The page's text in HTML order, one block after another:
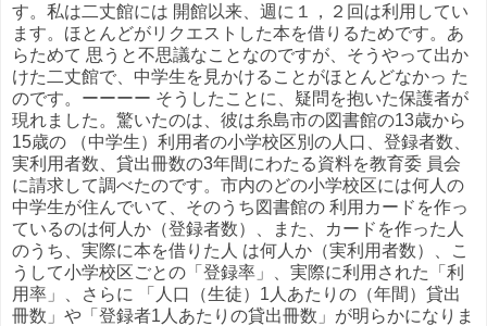
す。私は二丈館には 開館以来、週に１，２回は利用してい
ます。ほとんどがリクエストした本を借りるためです。あ
らためて 思うと不思議なことなのですが、そうやって出か
けた二丈館で、中学生を見かけることがほとんどなかっ た
のです。ーーーー そうしたことに、疑問を抱いた保護者が
現れました。驚いたのは、彼は糸島市の図書館の13歳から
15歳の （中学生）利用者の小学校区別の人口、登録者数、
実利用者数、貸出冊数の3年間にわたる資料を教育委 員会
に請求して調べたのです。市内のどの小学校区には何人の
中学生が住んでいて、そのうち図書館の 利用カードを作っ
ているのは何人か（登録者数）、また、カードを作った人
のうち、実際に本を借りた人 は何人か（実利用者数）、こ
うして小学校区ごとの「登録率」、実際に利用された「利
用率」、さらに 「人口（生徒）1人あたりの（年間）貸出
冊数」や「登録者1人あたりの貸出冊数」が明らかになりま